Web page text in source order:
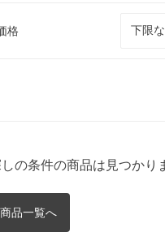
格
の条件の商品は見つかり
品一覧へ